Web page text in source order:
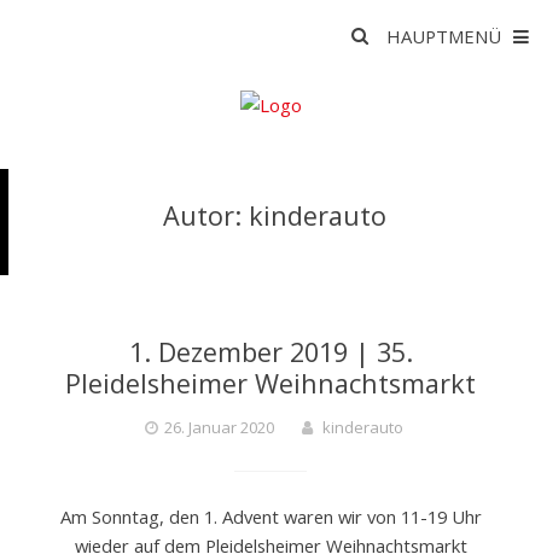
HAUPTMENÜ
Suche
Autor: kinderauto
1. Dezember 2019 | 35.
Pleidelsheimer Weihnachtsmarkt
26. Januar 2020 kinderauto
Am Sonntag, den 1. Advent waren wir von 11-19 Uhr
wieder auf dem Pleidelsheimer Weihnachtsmarkt